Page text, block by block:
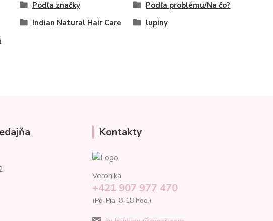
Podľa značky
Podľa problému/Na čo?
Indian Natural Hair Care
lupiny
Kontakty
Veronika
+421 907 977 470
(Po-Pia, 8-18 hod.)